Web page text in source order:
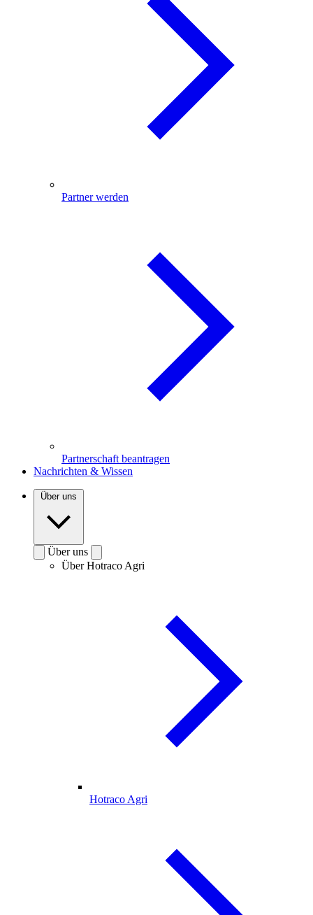
Partner werden
Partnerschaft beantragen
Nachrichten & Wissen
Über uns
Über uns
Über Hotraco Agri
Hotraco Agri